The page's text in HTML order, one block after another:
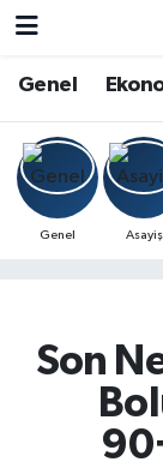
Genel
Genel Asayiş
Son